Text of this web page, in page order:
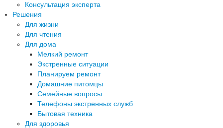
Консультация эксперта
Решения
Для жизни
Для чтения
Для дома
Мелкий ремонт
Экстренные ситуации
Планируем ремонт
Домашние питомцы
Семейные вопросы
Телефоны экстренных служб
Бытовая техника
Для здоровья